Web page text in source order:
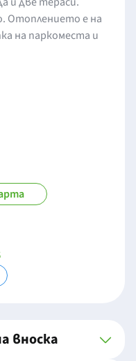
Отоплението е на
на паркоместа и
вноска